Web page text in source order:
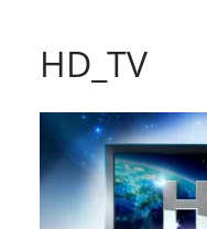
HD_TV